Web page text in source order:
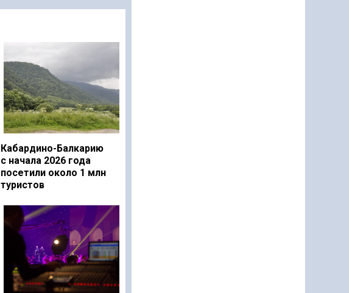
Кабардино-Балкарию
с начала 2026 года
посетили около 1 млн
туристов